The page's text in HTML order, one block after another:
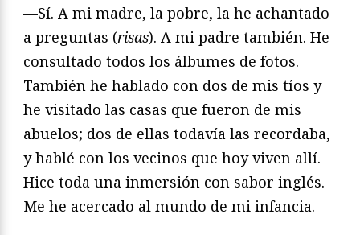
—Sí. A mi madre, la pobre, la he achantado
a preguntas (risas). A mi padre también. He
consultado todos los álbumes de fotos.
También he hablado con dos de mis tíos y
he visitado las casas que fueron de mis
abuelos; dos de ellas todavía las recordaba,
y hablé con los vecinos que hoy viven allí.
Hice toda una inmersión con sabor inglés.
Me he acercado al mundo de mi infancia.